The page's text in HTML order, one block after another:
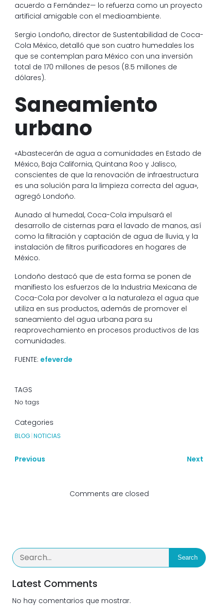
acuerdo a Fernández— lo refuerza como un proyecto
artificial amigable con el medioambiente.
Sergio Londoño, director de Sustentabilidad de Coca-
Cola México, detalló que son cuatro humedales los
que se contemplan para México con una inversión
total de 170 millones de pesos (8.5 millones de
dólares).
Saneamiento
urbano
«Abastecerán de agua a comunidades en Estado de
México, Baja California, Quintana Roo y Jalisco,
conscientes de que la renovación de infraestructura
es una solución para la limpieza correcta del agua»,
agregó Londoño.
Aunado al humedal, Coca-Cola impulsará el
desarrollo de cisternas para el lavado de manos, así
como la filtración y captación de agua de lluvia, y la
instalación de filtros purificadores en hogares de
México.
Londoño destacó que de esta forma se ponen de
manifiesto los esfuerzos de la Industria Mexicana de
Coca-Cola por devolver a la naturaleza el agua que
utiliza en sus productos, además de promover el
saneamiento del agua urbana para su
reaprovechamiento en procesos productivos de las
comunidades.
FUENTE: efeverde
TAGS
No tags
Categories
BLOG|NOTICIAS
Previous Next
Comments are closed
Search
Latest Comments
No hay comentarios que mostrar.